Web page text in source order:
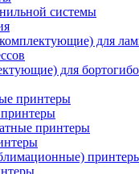
системы
для
для
принтеры
принтеры